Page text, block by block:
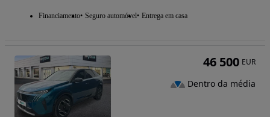
Financiamento Seguro automóvel Entrega em casa
46 500 EUR
Dentro da média